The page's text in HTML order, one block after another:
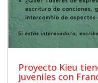
Proyecto Kieu
juveniles con